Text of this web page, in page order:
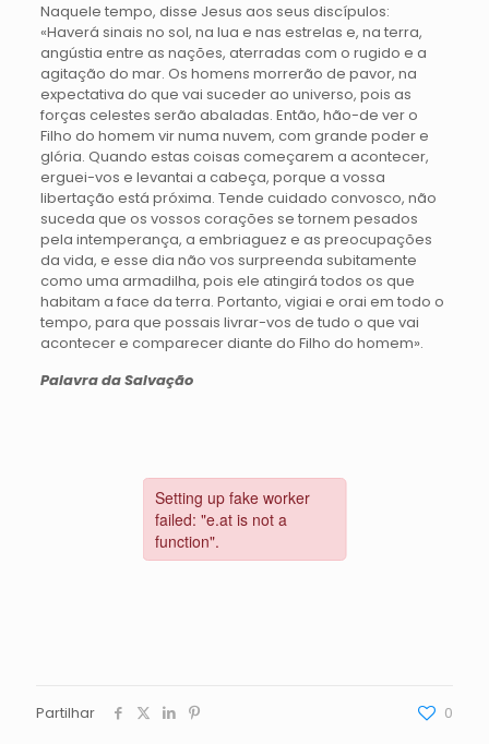
Naquele tempo, disse Jesus aos seus discípulos:
«Haverá sinais no sol, na lua e nas estrelas e, na terra,
angústia entre as nações, aterradas com o rugido e a
agitação do mar. Os homens morrerão de pavor, na
expectativa do que vai suceder ao universo, pois as
forças celestes serão abaladas. Então, hão-de ver o
Filho do homem vir numa nuvem, com grande poder e
glória. Quando estas coisas começarem a acontecer,
erguei-vos e levantai a cabeça, porque a vossa
libertação está próxima. Tende cuidado convosco, não
suceda que os vossos corações se tornem pesados
pela intemperança, a embriaguez e as preocupações
da vida, e esse dia não vos surpreenda subitamente
como uma armadilha, pois ele atingirá todos os que
habitam a face da terra. Portanto, vigiai e orai em todo o
tempo, para que possais livrar-vos de tudo o que vai
acontecer e comparecer diante do Filho do homem».
Palavra da Salvação
Partilhar 0